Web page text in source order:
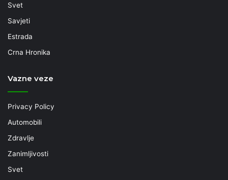
Svet
Savjeti
Estrada
Crna Hronika
Vazne veze
Privacy Policy
Automobili
Zdravlje
Zanimljivosti
Svet